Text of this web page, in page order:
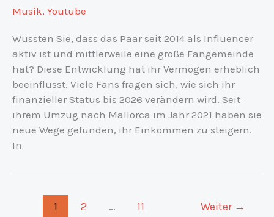
Musik, Youtube
Wussten Sie, dass das Paar seit 2014 als Influencer
aktiv ist und mittlerweile eine große Fangemeinde
hat? Diese Entwicklung hat ihr Vermögen erheblich
beeinflusst. Viele Fans fragen sich, wie sich ihr
finanzieller Status bis 2026 verändern wird. Seit
ihrem Umzug nach Mallorca im Jahr 2021 haben sie
neue Wege gefunden, ihr Einkommen zu steigern.
In
1 2 … 11 Weiter →